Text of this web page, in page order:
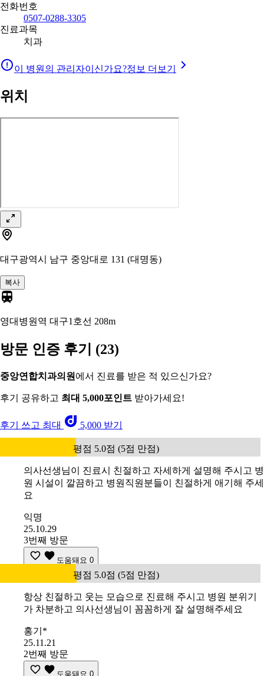
전화번호
0507-0288-3305
진료과목
치과
이 병원의 관리자이신가요?정보 더보기
위치
대구광역시 남구 중앙대로 131 (대명동)
복사
영대병원역 대구1호선 208m
방문 인증 후기 (23)
중앙연합치과의원 에서 진료를 받은 적 있으신가요?
후기 공유하고 최대 5,000포인트 받아가세요!
후기 쓰고 최대 5,000 받기
평점 5.0점 (5점 만점)
의사선생님이 진료시 친절하고 자세하게 설명해 주시고 병
원 시설이 깔끔하고 병원직원분들이 친절하게 애기해 주세
요
익명
25.10.29
3번째 방문
도움돼요 0
평점 5.0점 (5점 만점)
항상 친절하고 웃는 모습으로 진료해 주시고 병원 분위기
가 차분하고 의사선생님이 꼼꼼하게 잘 설명해주세요
홍기*
25.11.21
2번째 방문
도움돼요 0